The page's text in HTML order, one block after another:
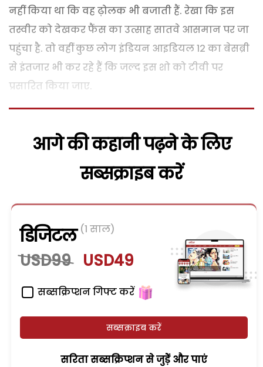
नहीं किया था कि वह ढ़ोलक भी बजाती हैं. रेखा कि इस
तस्वीर को देखकर फैंस का उत्साह सातवे आसमान पर जा
पहुंचा है. तो वहीं कुछ लोग इंडियन आइडियल 12 का बेसब्री
से इंतजार भी कर रहे हैं कि जल्द इस शो को टीवी पर
प्रसारित किया जाए.
आगे की कहानी पढ़ने के लिए
सब्सक्राइब करें
डिजिटल (1 साल)
USD99 USD49
सब्सक्रिप्शन गिफ्ट करें
सब्सक्राइब करें
सरिता सब्सक्रिप्शन से जुड़ेें और पाएं